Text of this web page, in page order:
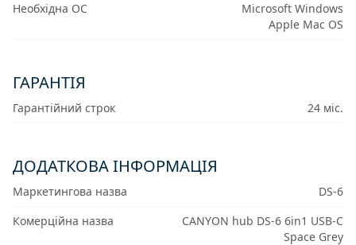
Необхідна ОС
Microsoft Windows
Apple Mac OS
ГАРАНТІЯ
Гарантійний строк 24 міс.
ДОДАТКОВА ІНФОРМАЦІЯ
Маркетингова назва
DS-6
Комерційна назва
CANYON hub DS-6 6in1 USB-C
Space Grey